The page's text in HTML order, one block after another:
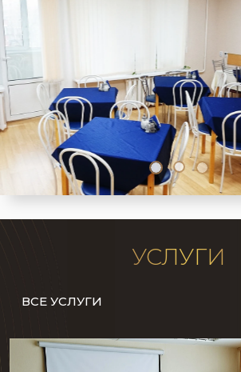
УСЛУГИ
ВСЕ УСЛУГИ